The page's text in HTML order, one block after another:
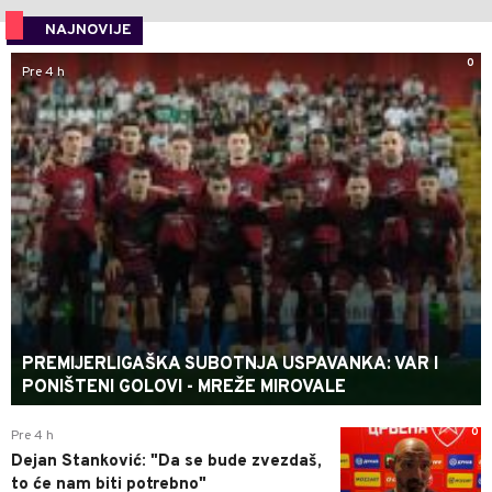
NAJNOVIJE
0
Pre 4 h
PREMIJERLIGAŠKA SUBOTNJA USPAVANKA: VAR I
PONIŠTENI GOLOVI - MREŽE MIROVALE
0
Pre 4 h
Dejan Stanković: "Da se bude zvezdaš,
to će nam biti potrebno"